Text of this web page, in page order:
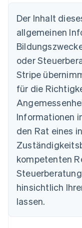
Der Inhalt
allgemeinen
oder
Stripe
für die
Informationen
den Rat eines
kompetenten
hinsichtlich
lassen.
Australien
English
Belgien
Brasilien
PortuguêsEnglish
Bulgarien
English
Dänemark
English
DeutschEnglish
Estland
English
Festlandchina
简体中文English
Finnland
Frankreich
FrançaisEnglish